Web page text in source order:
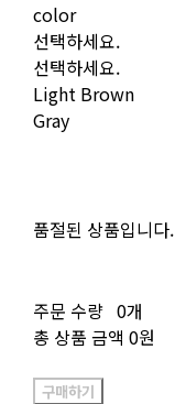
color
선택하세요.
선택하세요.
Light Brown
Gray
품절된 상품입니다.
주문 수량 0개
총 상품 금액 0원
구매하기